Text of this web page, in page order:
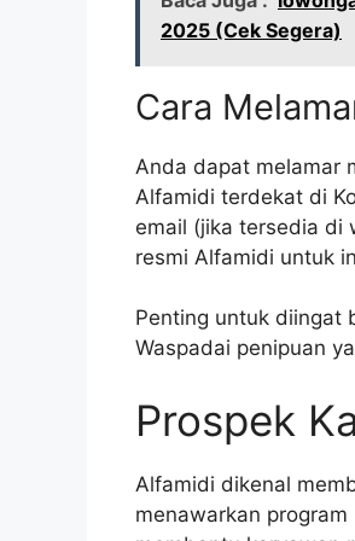
2025 (Cek Segera)
Cara
Anda dapat melamar
Alfamidi terdekat di
email (jika tersedia di
resmi Alfamidi untuk
Penting untuk diingat
Waspadai penipuan
Prospek
Alfamidi dikenal
menawarkan